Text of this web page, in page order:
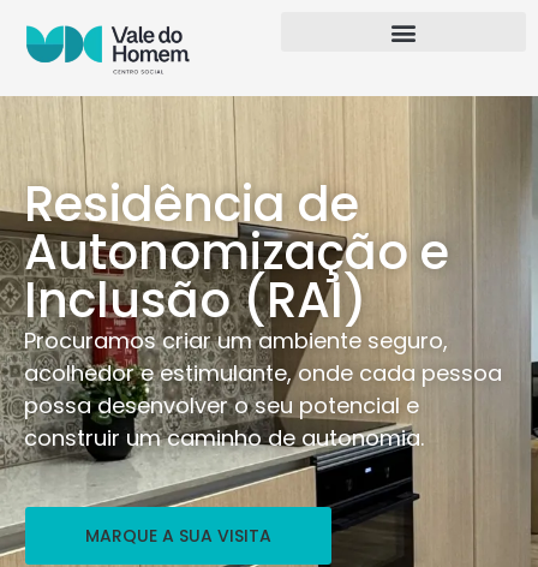
Residência de
Autonomização e
Inclusão (RAI)
Procuramos criar um ambiente seguro,
acolhedor e estimulante, onde cada pessoa
possa desenvolver o seu potencial e
construir um caminho de autonomia.
MARQUE A SUA VISITA